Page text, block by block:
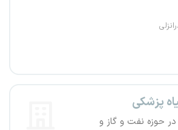
پزشکی
حوزه نفت و گاز و